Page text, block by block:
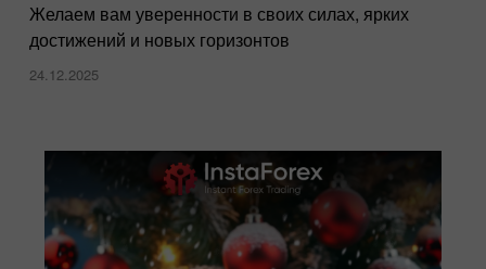
Желаем вам уверенности в своих силах, ярких
достижений и новых горизонтов
24.12.2025